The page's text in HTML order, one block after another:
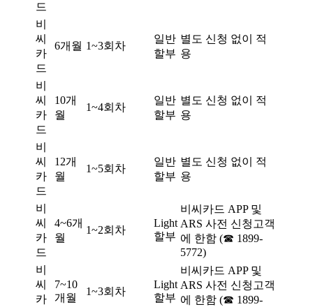
드
비
씨
카
드
6개월 1~3회차
일반
할부
별도 신청 없이 적
용
비
씨
카
드
10개
월
1~4회차
일반
할부
별도 신청 없이 적
용
비
씨
카
드
12개
월
1~5회차
일반
할부
별도 신청 없이 적
용
비
씨
카
드
4~6개
월
1~2회차
Light
할부
비씨카드 APP 및
ARS 사전 신청고객
에 한함 (☎ 1899-
5772)
비
씨
카
7~10
개월
1~3회차
Light
할부
비씨카드 APP 및
ARS 사전 신청고객
에 한함 (☎ 1899-